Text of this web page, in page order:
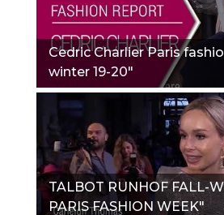
Cedric Charlier Paris
winter 19-20"
TALBOT RUNHOF FALL-
PARIS FASHION WEEK"